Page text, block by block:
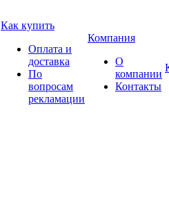
Как купить
Оплата и
доставка
По
вопросам
рекламации
Компания
О
компании
Контакты